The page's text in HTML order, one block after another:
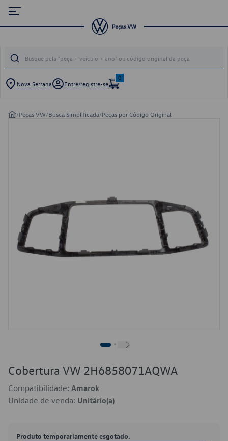
Nova Serrana Entre/registre-se
0
/Peças VW/Busca Simplificada/Peças por Código Original
Cobertura VW 2H6858071AQWA
Compatibilidade: Amarok
Unidade de venda: Unitário(a)
Produto temporariamente esgotado.